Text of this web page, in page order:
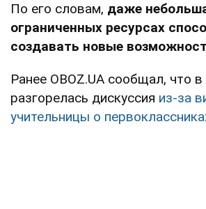
По его словам, даже
ограниченных ресурсах
создавать новые
Ранее OBOZ.UA сообщал, что в
разгорелась дискуссия из-за
учительницы о